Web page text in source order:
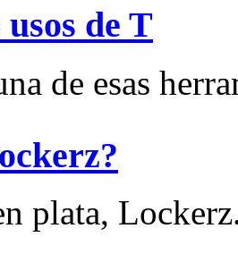
de T
de esas
plata,